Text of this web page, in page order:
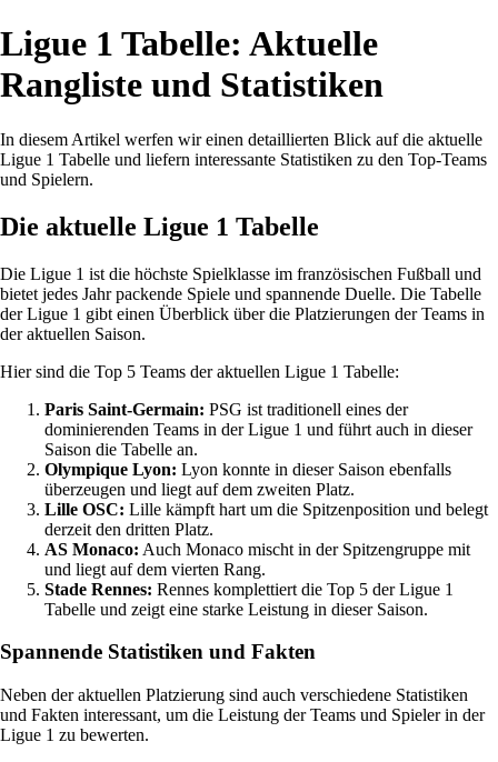
Ligue 1 Tabelle: Aktuelle
Rangliste und Statistiken
In diesem Artikel werfen wir einen detaillierten Blick auf die aktuelle
Ligue 1 Tabelle und liefern interessante Statistiken zu den Top-Teams
und Spielern.
Die aktuelle Ligue 1 Tabelle
Die Ligue 1 ist die höchste Spielklasse im französischen Fußball und
bietet jedes Jahr packende Spiele und spannende Duelle. Die Tabelle
der Ligue 1 gibt einen Überblick über die Platzierungen der Teams in
der aktuellen Saison.
Hier sind die Top 5 Teams der aktuellen Ligue 1 Tabelle:
Paris Saint-Germain: PSG ist traditionell eines der
dominierenden Teams in der Ligue 1 und führt auch in dieser
Saison die Tabelle an.
Olympique Lyon: Lyon konnte in dieser Saison ebenfalls
überzeugen und liegt auf dem zweiten Platz.
Lille OSC: Lille kämpft hart um die Spitzenposition und belegt
derzeit den dritten Platz.
AS Monaco: Auch Monaco mischt in der Spitzengruppe mit
und liegt auf dem vierten Rang.
Stade Rennes: Rennes komplettiert die Top 5 der Ligue 1
Tabelle und zeigt eine starke Leistung in dieser Saison.
Spannende Statistiken und Fakten
Neben der aktuellen Platzierung sind auch verschiedene Statistiken
und Fakten interessant, um die Leistung der Teams und Spieler in der
Ligue 1 zu bewerten.